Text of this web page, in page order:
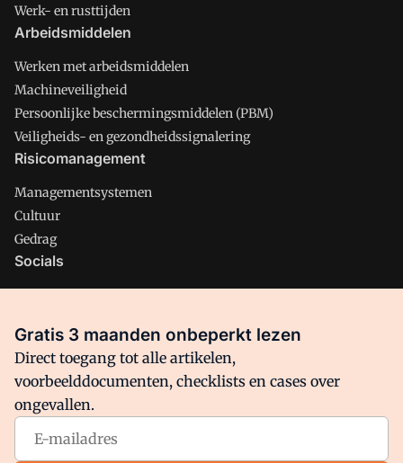
Werk- en rusttijden
Arbeidsmiddelen
Werken met arbeidsmiddelen
Machineveiligheid
Persoonlijke beschermingsmiddelen (PBM)
Veiligheids- en gezondheidssignalering
Risicomanagement
Managementsystemen
Cultuur
Gedrag
Socials
Facebook
Arbo is onderdeel van VMN media. Lees inons manifestwaar
VMN media voor staat. Op gebruik van deze site zijn de
Gratis 3 maanden onbeperkt lezen
Direct toegang tot alle artikelen,
voorbeelddocumenten, checklists en cases over
ongevallen.